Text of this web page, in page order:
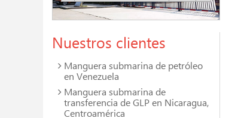
Nuestros clientes
Manguera submarina de petróleo
en Venezuela
Manguera submarina de
transferencia de GLP en Nicaragua,
Centroamérica